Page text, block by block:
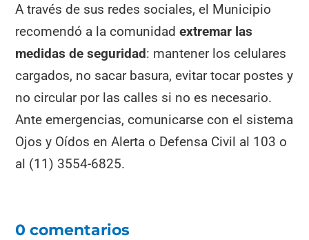
A través de sus redes sociales, el Municipio
recomendó a la comunidadextremar las
medidas de seguridad: mantener los celulares
cargados, no sacar basura, evitar tocar postes y
no circular por las calles si no es necesario.
Ante emergencias, comunicarse con el sistema
Ojos y Oídos en Alerta o Defensa Civil al 103 o
al (11) 3554-6825.
0 comentarios